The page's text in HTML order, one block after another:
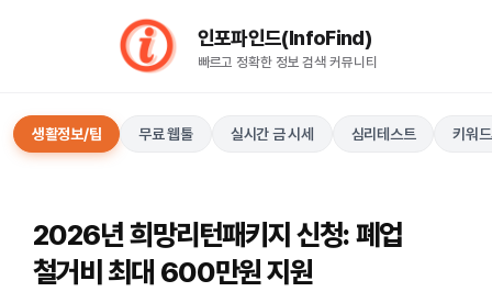
인포파인드(InfoFind)​​​​
빠르고 정확한 정보 검색 커뮤니티
생활정보/팁 무료 웹툴 실시간 금 시세 심리테스트 키워
2026년 희망리턴패키지 신청: 폐업
철거비 최대 600만원 지원